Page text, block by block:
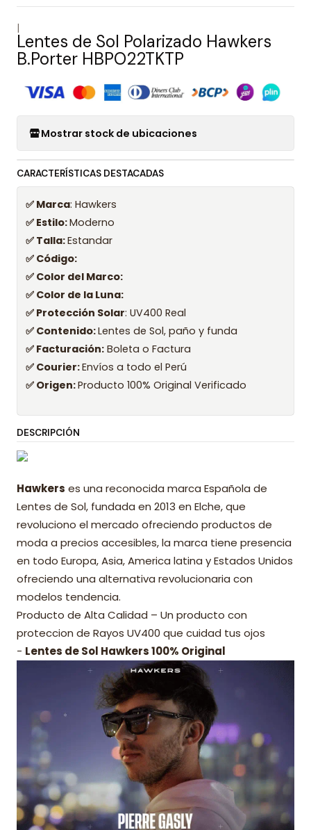
|
Lentes de Sol Polarizado Hawkers
B.Porter HBPO22TKTP
Mostrar stock de ubicaciones
CARACTERÍSTICAS DESTACADAS
✅ Marca: Hawkers
✅ Estilo:Moderno
✅ Talla:Estandar
✅ Código:
✅ Color del Marco:
✅ Color de la Luna:
✅ Protección Solar: UV400 Real
✅ Contenido:Lentes de Sol, paño y funda
✅ Facturación: Boleta o Factura
✅ Courier:Envíos a todo el Perú
✅ Origen:Producto 100% Original Verificado
DESCRIPCIÓN
Hawkers es una reconocida marca Española de
Lentes de Sol, fundada en 2013 en Elche, que
revoluciono el mercado ofreciendo productos de
moda a precios accesibles, la marca tiene presencia
en todo Europa, Asia, America latina y Estados Unidos
ofreciendo una alternativa revolucionaria con
modelos tendencia.
Producto de Alta Calidad – Un producto con
proteccion de Rayos UV400 que cuidad tus ojos
- Lentes de Sol Hawkers 100% Original